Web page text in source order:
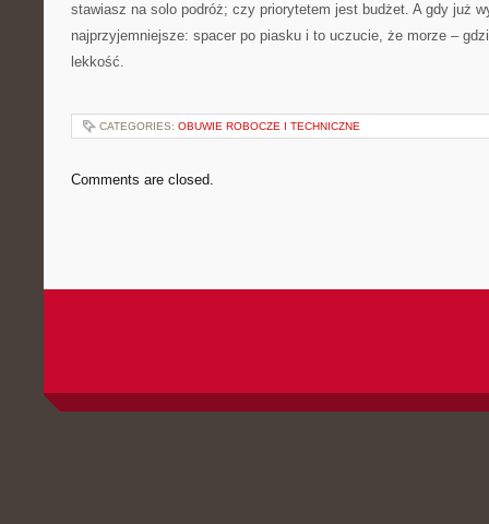
stawiasz na solo podróż; czy priorytetem jest budżet. A gdy już
najprzyjemniejsze: spacer po piasku i to uczucie, że morze –
lekkość.
CATEGORIES: OBUWIE ROBOCZE I TECHNICZNE
Comments are closed.